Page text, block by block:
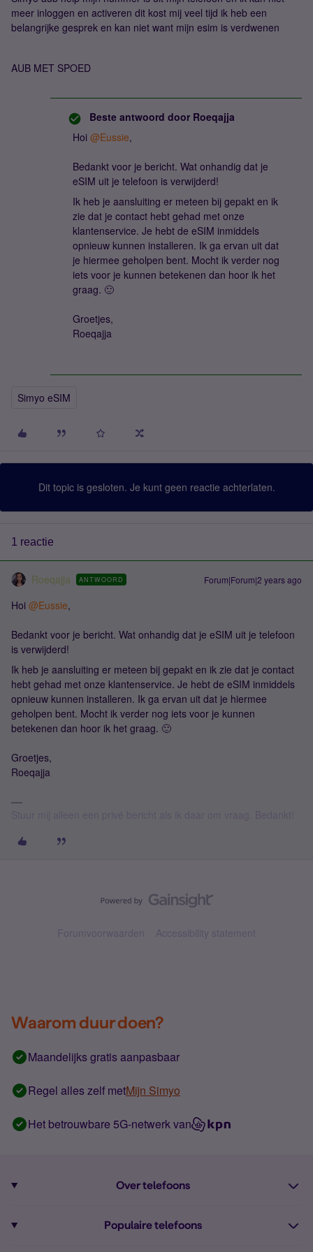
meer inloggen en activeren dit kost mij veel tijd ik heb een
belangrijke gesprek en kan niet want mijn esim is verdwenen
AUB MET SPOED
Beste antwoord door Roeqajja
Hoi @Eussie,
Bedankt voor je bericht. Wat onhandig dat je
eSIM uit je telefoon is verwijderd!
Ik heb je aansluiting er meteen bij gepakt en ik
zie dat je contact hebt gehad met onze
klantenservice. Je hebt de eSIM inmiddels
opnieuw kunnen installeren. Ik ga ervan uit dat
je hiermee geholpen bent. Mocht ik verder nog
iets voor je kunnen betekenen dan hoor ik het
graag. 🙂
Groetjes,
Roeqajja
Simyo eSIM
Dit topic is gesloten. Je kunt geen reactie achterlaten.
1 reactie
Roeqajja ANTWOORD Forum|Forum|2 years ago
Hoi @Eussie,
Bedankt voor je bericht. Wat onhandig dat je eSIM uit je telefoon
is verwijderd!
Ik heb je aansluiting er meteen bij gepakt en ik zie dat je contact
hebt gehad met onze klantenservice. Je hebt de eSIM inmiddels
opnieuw kunnen installeren. Ik ga ervan uit dat je hiermee
geholpen bent. Mocht ik verder nog iets voor je kunnen
betekenen dan hoor ik het graag. 🙂
Groetjes,
Roeqajja
Forumvoorwaarden Accessibility statement
Waarom duur doen?
Maandelijks gratis aanpasbaar
Regel alles zelf metMijn Simyo
Het betrouwbare 5G-netwerk van
Over telefoons
Populaire telefoons